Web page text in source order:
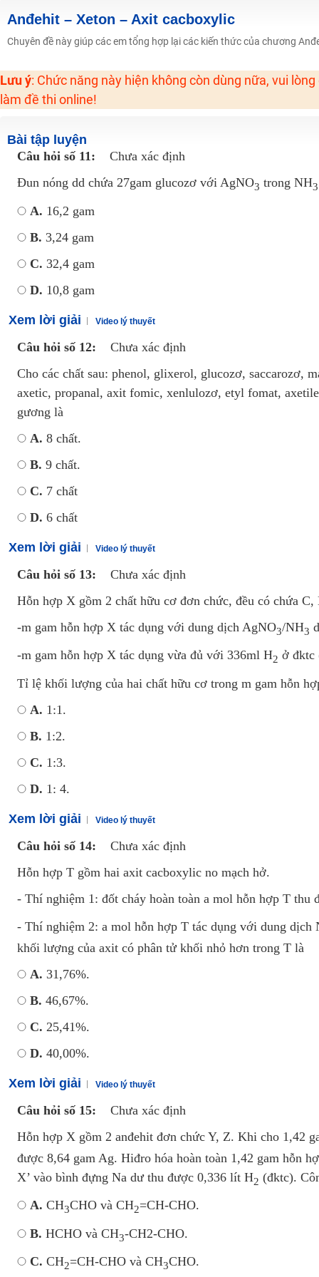
2K6! Lộ Trình Sun 2024 - Ba bước luyện thi TN THPT - ĐH ít nhất 25 điểm
Hot! Lễ hội đồng giá 449K - 499K toàn bộ khoá học tại Tuyensinh247
Đồng giá khóa học 499K - 399K (13/11-15/11)
Khai giảng các khóa lớp 9 Toán - Lý - Hóa - Văn - Anh năm 2018
Luyện thi vào lớp 10 môn Toán, Văn, Hóa, Anh, Lý với giáo viên giỏi và nổi
Anđehit – Xeton – Axit cacboxylic
Chuyên đề này giúp các em tổng hợp lại các kiến thức của chương
Lưu ý: Chức năng này hiện không còn dùng nữa, vui
làm đề thi online!
Bài tập luyện
Câu hỏi số 11:
Chưa xác định
Đun nóng dd chứa 27gam glucozơ với AgNO3 trong NH3
A. 16,2 gam
B. 3,24 gam
C. 32,4 gam
D. 10,8 gam
Xem lời giải Video lý thuyết
Câu hỏi số 12:
Chưa xác định
Cho các chất sau: phenol, glixerol, glucozơ, saccarozơ,
axetic, propanal, axit fomic, xenlulozơ, etyl fomat,
gương là
A. 8 chất.
B. 9 chất.
C. 7 chất
D. 6 chất
Xem lời giải Video lý thuyết
Câu hỏi số 13:
Chưa xác định
Hỗn hợp X gồm 2 chất hữu cơ đơn chức, đều có chứa
-m gam hỗn hợp X tác dụng với dung dịch AgNO3/NH3
-m gam hỗn hợp X tác dụng vừa đủ với 336ml H2 ở đktc
Tỉ lệ khối lượng của hai chất hữu cơ trong m gam hỗn
A. 1:1.
B. 1:2.
C. 1:3.
D. 1: 4.
Xem lời giải Video lý thuyết
Câu hỏi số 14:
Chưa xác định
Hỗn hợp T gồm hai axit cacboxylic no mạch hở.
- Thí nghiệm 1: đốt cháy hoàn toàn a mol hỗn hợp T thu
- Thí nghiệm 2: a mol hỗn hợp T tác dụng với dung dịch
khối lượng của axit có phân tử khối nhỏ hơn trong T là
A. 31,76%.
B. 46,67%.
C. 25,41%.
D. 40,00%.
Xem lời giải Video lý thuyết
Câu hỏi số 15:
Chưa xác định
Hỗn hợp X gồm 2 anđehit đơn chức Y, Z. Khi cho 1,42
được 8,64 gam Ag. Hiđro hóa hoàn toàn 1,42 gam hỗn
X’ vào bình đựng Na dư thu được 0,336 lít H2 (đktc).
A. CH3CHO và CH2=CH-CHO.
B. HCHO và CH3-CH2-CHO.
C. CH2=CH-CHO và CH3CHO.